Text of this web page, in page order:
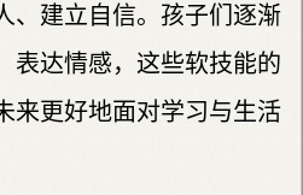
、建立自信。孩子们逐渐
表达情感，这些软技能的
来更好地面对学习与生活